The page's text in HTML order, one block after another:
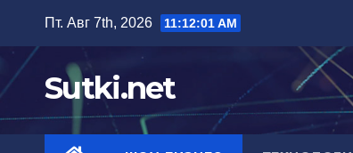
содержимому
Пт. Авг 7th, 2026 11:12:01 AM
Sutki.net